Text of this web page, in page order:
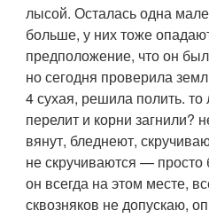
лысой. Осталась одна
больше, у них тоже
предположение, что он
но сегодня проверила
4 сухая, решила полить.
перелит и корни загнили?
вянут, бледнеют,
не скручиваются — просто
он всегда на этом месте,
сквозняков не допускаю,